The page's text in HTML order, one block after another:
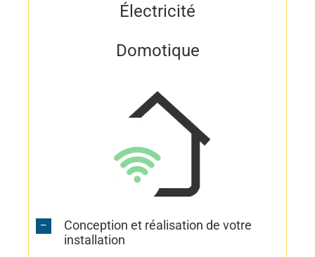
Électricité
Domotique
Conception et réalisation de votre
installation